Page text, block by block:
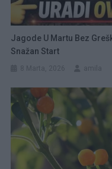
Jagode U Martu Bez
Snažan Start